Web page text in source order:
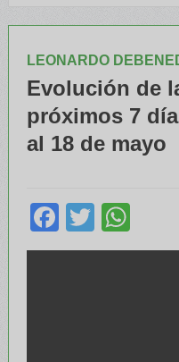
LEONARDO
Evolución de
próximos 7
al 18 de mayo
Facebook
Twitter